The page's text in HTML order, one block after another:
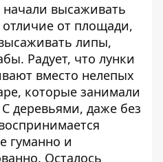
высаживать
от площади,
липы,
Радует, что лунки
вместо нелепых
которые занимали
деревьями, даже без
гуманно и
Осталось